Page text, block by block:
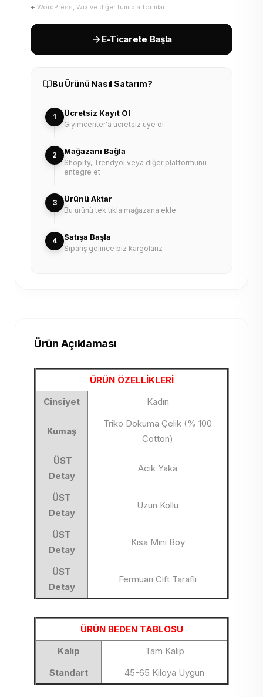
+ WordPress, Wix ve diğer tüm platformlar
E-Ticarete Başla
Bu Ürünü Nasıl Satarım?
1 Ücretsiz Kayıt Ol
Giyimcenter'a ücretsiz üye ol
2 Mağazanı Bağla
Shopify, Trendyol veya diğer platformunu
entegre et
3 Ürünü Aktar
Bu ürünü tek tıkla mağazana ekle
4 Satışa Başla
Sipariş gelince biz kargolarız
Ürün Açıklaması
ÜRÜN ÖZELLİKLERİ
Cinsiyet
Kadın
Kumaş
Triko Dokuma Çelik (% 100
Cotton)
ÜST
Detay
Acık Yaka
ÜST
Detay
Uzun Kollu
ÜST
Detay
Kısa Mini Boy
ÜST
Detay
Fermuarı Cift Taraflı
ÜRÜN BEDEN TABLOSU
Kalıp
Tam Kalıp
Standart
45-65 Kiloya Uygun